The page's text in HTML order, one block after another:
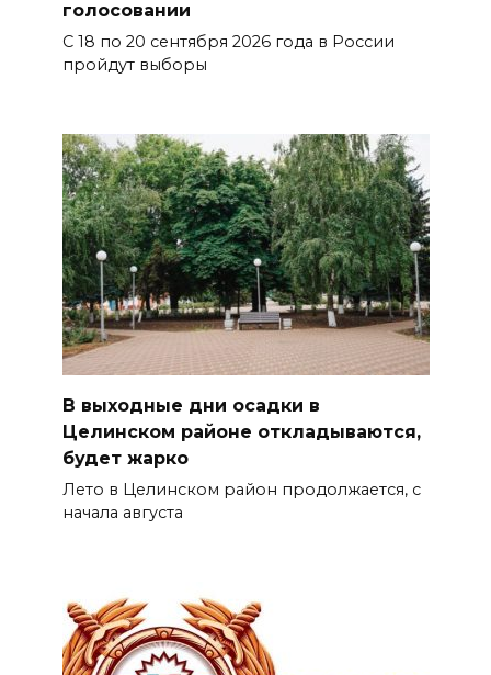
голосовании
С 18 по 20 сентября 2026 года в России
пройдут выборы
В выходные дни осадки в
Целинском районе откладываются,
будет жарко
Лето в Целинском район продолжается, с
начала августа